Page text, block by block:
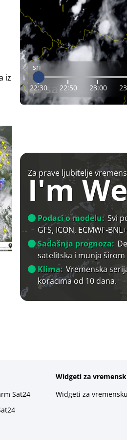
iz
sri
22:30 22:50 23:00
Za prave ljubitelje
I'm
Podaci o modelu: Svi
GFS, ICON, ECMWF-
Sadašnja prognoza:
satelitska i munja širom
Klima: Vremenska
koracima od 10 dana.
Sat24
Widgeti za
Widgeti za